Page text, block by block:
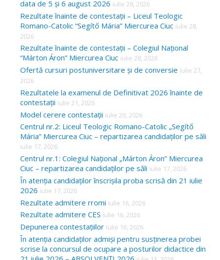
data de 5 și 6 august 2026 iulie 28, 2026
Rezultate înainte de contestații – Liceul Teologic
Romano-Catolic “Segítő Mária” Miercurea Ciuc iulie 28,
2026
Rezultate înainte de contestații – Colegiul Național
“Márton Áron” Miercurea Ciuc iulie 28, 2026
Ofertă cursuri postuniversitare și de conversie iulie 27,
2026
Rezultatele la examenul de Definitivat 2026 înainte de
contestații iulie 21, 2026
Model cerere contestații iulie 20, 2026
Centrul nr.2: Liceul Teologic Romano-Catolic „Segítő
Mária” Miercurea Ciuc – repartizarea candidaților pe săli
iulie 17, 2026
Centrul nr.1: Colegiul Național „Márton Áron” Miercurea
Ciuc – repartizarea candidaților pe săli iulie 17, 2026
În atenția candidaților înscrișila proba scrisă din 21 iulie
2026 iulie 17, 2026
Rezultate admitere rromi iulie 16, 2026
Rezultate admitere CES iulie 16, 2026
Depunerea contestațiilor iulie 16, 2026
În atenția candidaților admiși pentru susținerea probei
scrise la concursul de ocupare a posturilor didactice din